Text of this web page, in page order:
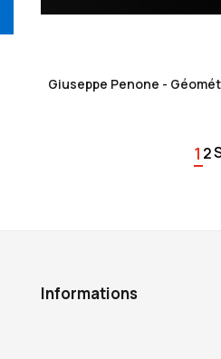
Giuseppe Penone -
1 2
Informations